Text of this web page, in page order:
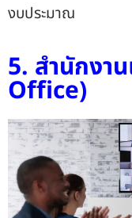
งบประมาณ
5. สำนักงา
Office)